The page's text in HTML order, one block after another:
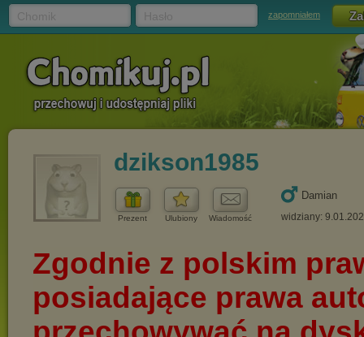
zapomniałem
dzikson1985
Prezent Ulubiony Wiadomość
Damian
widziany: